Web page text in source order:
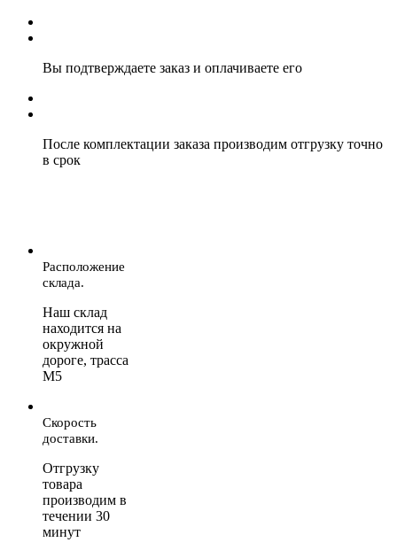
Вы подтверждаете заказ и оплачиваете его
После комплектации заказа производим отгрузку точно
в срок
Расположение
склада.
Наш склад
находится на
окружной
дороге, трасса
М5
Скорость
доставки.
Отгрузку
товара
производим в
течении 30
минут